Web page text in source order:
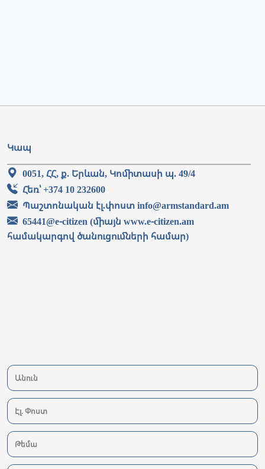
Կապ
0051, ՀՀ, ք. Երևան, Կոմիտասի պ. 49/4
Հեռ՝ +374 10 232600
Պաշտոնական էլ.փոստ info@armstandard.am
65441@e-citizen (միայն www.e-citizen.am
համակարգով ծանուցումների համար)